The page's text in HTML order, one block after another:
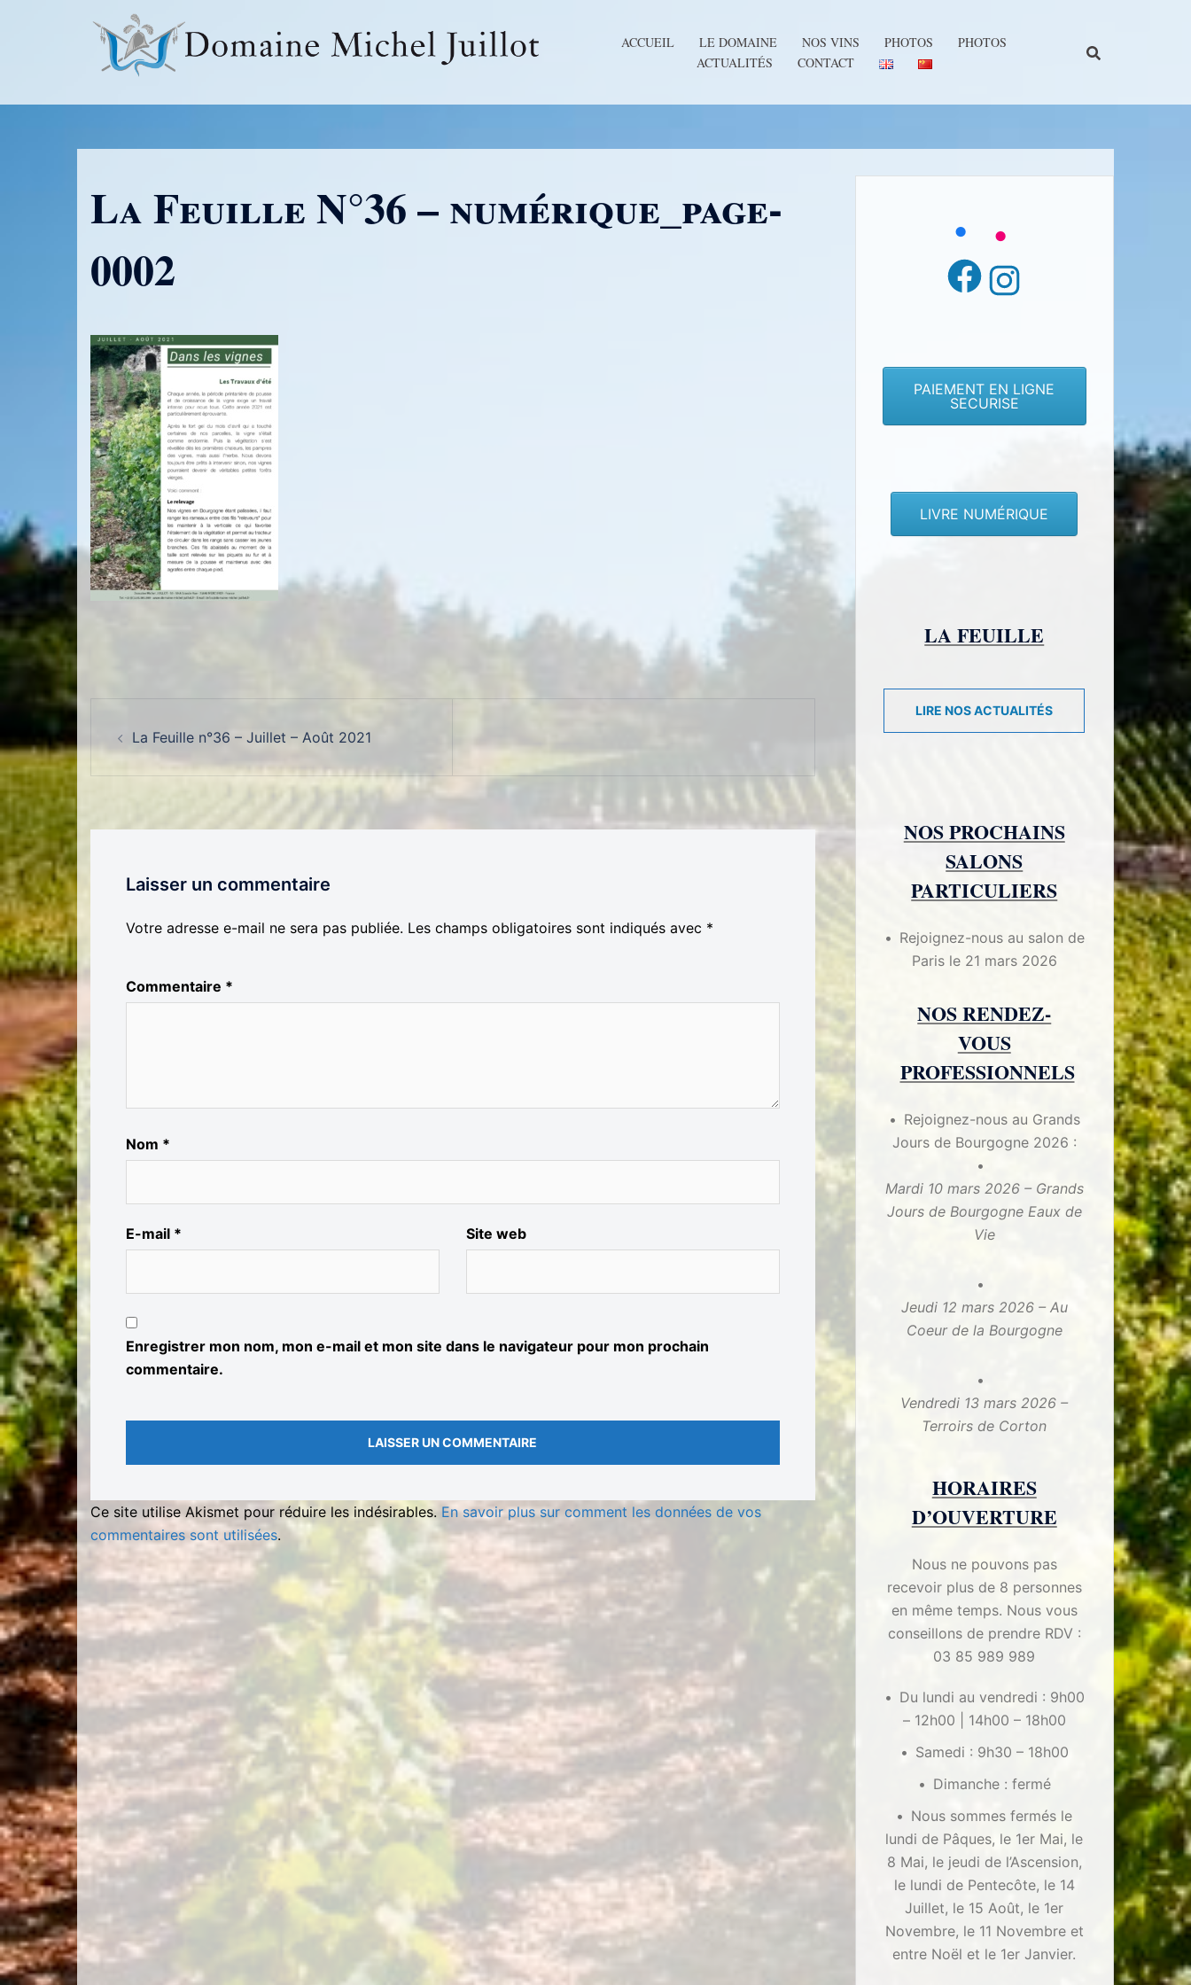
ACCUEIL LE DOMAINE NOS VINS PHOTOS
PHOTOS
ACTUALITÉS
CONTACT
La Feuille N°36 – numérique_page-
0002
La Feuille n°36 – Juillet – Août 2021
Laisser un commentaire
Votre adresse e-mail ne sera pas publiée. Les champs obligatoires sont indiqués avec *
Commentaire *
Nom *
E-mail * Site web
Enregistrer mon nom, mon e-mail et mon site dans le navigateur pour mon prochain
commentaire.
Ce site utilise Akismet pour réduire les indésirables. En savoir plus sur comment les données de vos
commentaires sont utilisées.
Facebook
Instagram
PAIEMENT EN LIGNE
SECURISE
LIVRE NUMÉRIQUE
LA FEUILLE
LIRE NOS ACTUALITÉS
NOS PROCHAINS
SALONS
PARTICULIERS
Rejoignez-nous au salon de
Paris le 21 mars 2026
NOS RENDEZ-
VOUS
PROFESSIONNELS
Rejoignez-nous au Grands
Jours de Bourgogne 2026 :
Mardi 10 mars 2026 – Grands
Jours de Bourgogne Eaux de
Vie
Jeudi 12 mars 2026 – Au
Coeur de la Bourgogne
Vendredi 13 mars 2026 –
Terroirs de Corton
HORAIRES
D’OUVERTURE
Nous ne pouvons pas
recevoir plus de 8 personnes
en même temps. Nous vous
conseillons de prendre RDV :
03 85 989 989
Du lundi au vendredi : 9h00
– 12h00 | 14h00 – 18h00
Samedi : 9h30 – 18h00
Dimanche : fermé
Nous sommes fermés le
lundi de Pâques, le 1er Mai, le
8 Mai, le jeudi de l’Ascension,
le lundi de Pentecôte, le 14
Juillet, le 15 Août, le 1er
Novembre, le 11 Novembre et
entre Noël et le 1er Janvier.